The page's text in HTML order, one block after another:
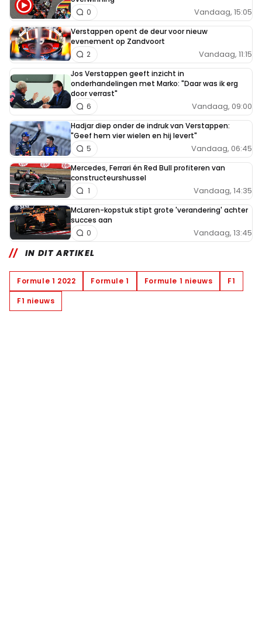
Vandaag, 15:05
0
Verstappen opent de deur voor nieuw
evenement op Zandvoort
Vandaag, 11:15
2
Jos Verstappen geeft inzicht in
onderhandelingen met Marko: "Daar was ik erg
door verrast"
Vandaag, 09:00
6
Hadjar diep onder de indruk van Verstappen:
"Geef hem vier wielen en hij levert"
Vandaag, 06:45
5
Mercedes, Ferrari én Red Bull profiteren van
constructeurshussel
Vandaag, 14:35
1
McLaren-kopstuk stipt grote 'verandering' achter
succes aan
Vandaag, 13:45
0
IN DIT ARTIKEL
Formule 1 2022 Formule 1 Formule 1 nieuws
F1
F1 nieuws